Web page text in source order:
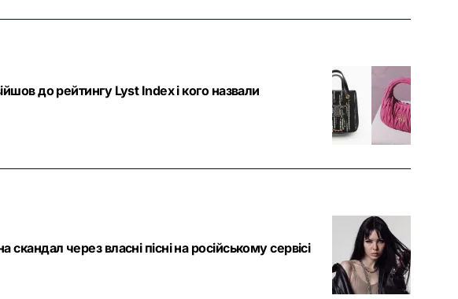
до рейтингу Lyst Index і кого назвали
через власні пісні на російському сервісі